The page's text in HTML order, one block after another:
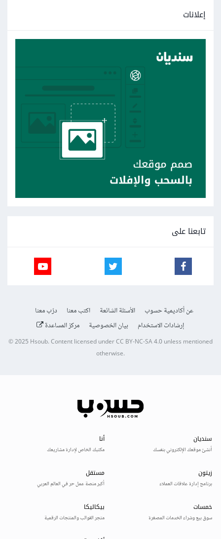
إعلانات
تابعنا على
عن أكاديمية حسوب الأسئلة الشائعة اكتب معنا
درّب معنا
إرشادات الاستخدام
بيان الخصوصية مركز المساعدة
© 2025Hsoub.Content licensed underCC BY-NC-SA 4.0unless mentioned
otherwise.